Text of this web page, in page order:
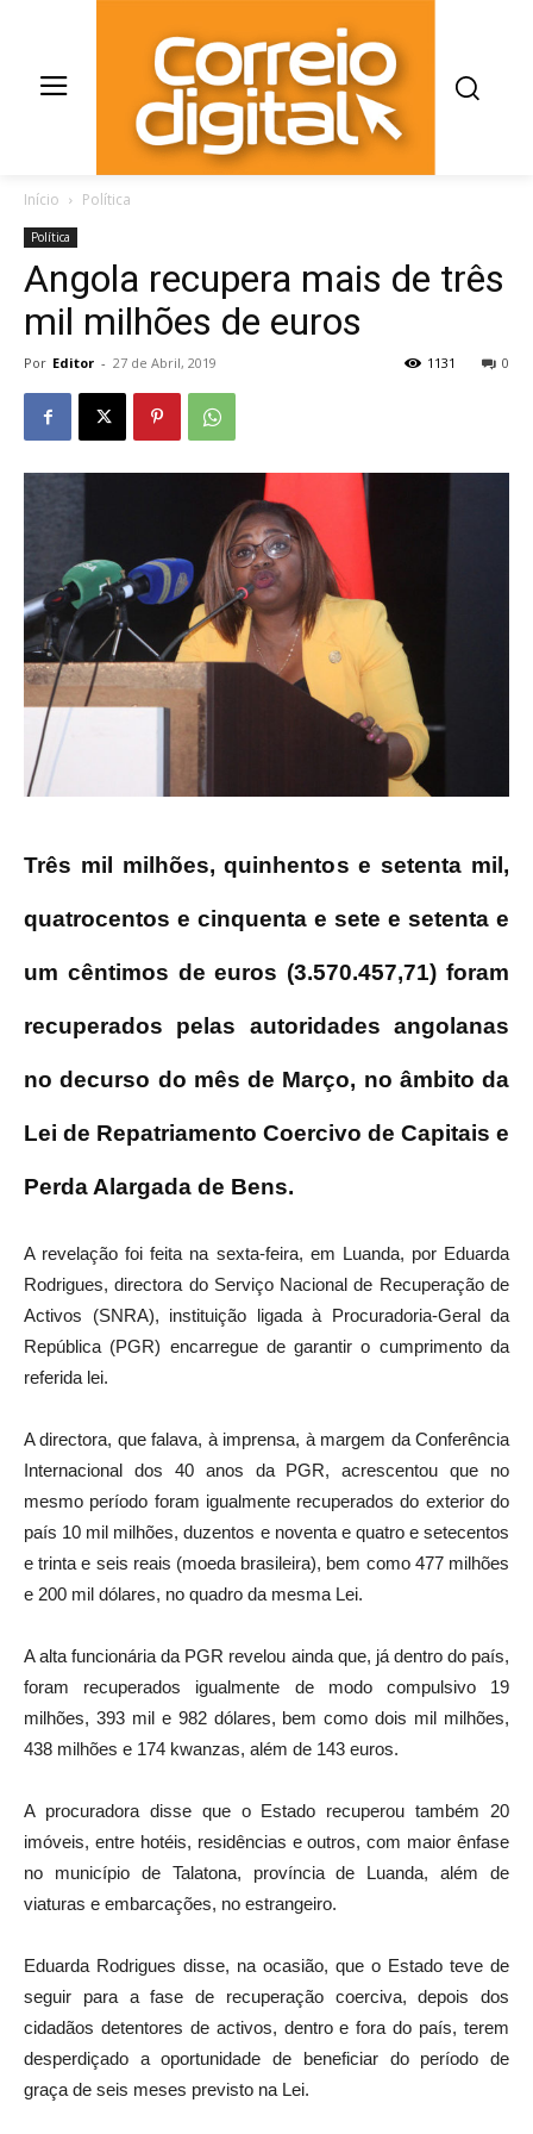
Início Política
Política
Angola recupera mais de três
mil milhões de euros
Por Editor - 27 de Abril, 2019 0
1131
Três mil milhões, quinhentos e setenta mil,
quatrocentos e cinquenta e sete e setenta e
um cêntimos de euros (3.570.457,71) foram
recuperados pelas autoridades angolanas
no decurso do mês de Março, no âmbito da
Lei de Repatriamento Coercivo de Capitais e
Perda Alargada de Bens.
A revelação foi feita na sexta-feira, em Luanda, por Eduarda
Rodrigues, directora do Serviço Nacional de Recuperação de
Activos (SNRA), instituição ligada à Procuradoria-Geral da
República (PGR) encarregue de garantir o cumprimento da
referida lei.
A directora, que falava, à imprensa, à margem da Conferência
Internacional dos 40 anos da PGR, acrescentou que no
mesmo período foram igualmente recuperados do exterior do
país 10 mil milhões, duzentos e noventa e quatro e setecentos
e trinta e seis reais (moeda brasileira), bem como 477 milhões
e 200 mil dólares, no quadro da mesma Lei.
A alta funcionária da PGR revelou ainda que, já dentro do país,
foram recuperados igualmente de modo compulsivo 19
milhões, 393 mil e 982 dólares, bem como dois mil milhões,
438 milhões e 174 kwanzas, além de 143 euros.
A procuradora disse que o Estado recuperou também 20
imóveis, entre hotéis, residências e outros, com maior ênfase
no município de Talatona, província de Luanda, além de
viaturas e embarcações, no estrangeiro.
Eduarda Rodrigues disse, na ocasião, que o Estado teve de
seguir para a fase de recuperação coerciva, depois dos
cidadãos detentores de activos, dentro e fora do país, terem
desperdiçado a oportunidade de beneficiar do período de
graça de seis meses previsto na Lei.